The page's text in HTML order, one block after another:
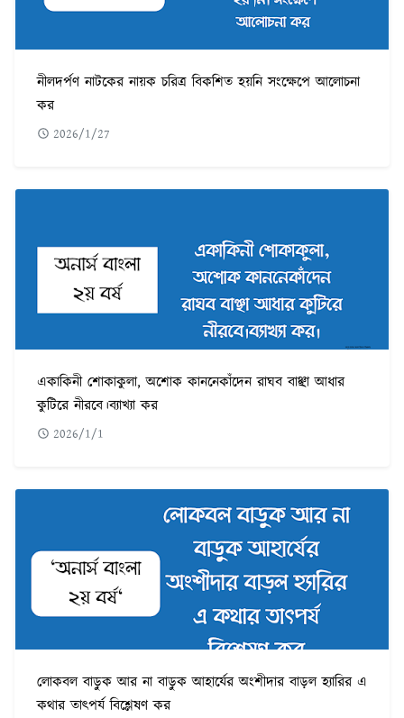
নীলদর্পণ নাটকের নায়ক চরিত্র বিকশিত হয়নি সংক্ষেপে আলোচনা
কর
2026/1/27
একাকিনী শোকাকুলা, অশোক কাননেকাঁদেন রাঘব বাঞ্ছা আধার
কুটিরে নীরবে।ব্যাখ্যা কর
2026/1/1
লোকবল বাড়ুক আর না বাড়ুক আহার্যের অংশীদার বাড়ল হ্যারির এ
কথার তাৎপর্য বিশ্লেষণ কর